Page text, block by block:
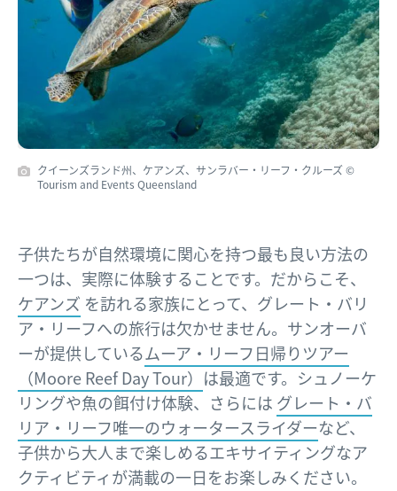
クイーンズランド州、ケアンズ、サンラバー・リーフ・クルーズ ©
Tourism and Events Queensland
子供たちが自然環境に関心を持つ最も良い方法の
一つは、実際に体験することです。だからこそ、
ケアンズ を訪れる家族にとって、グレート・バリ
ア・リーフへの旅行は欠かせません。サンオーバ
ーが提供しているムーア・リーフ日帰りツアー
（Moore Reef Day Tour） は最適です。シュノーケ
リングや魚の餌付け体験、さらには グレート・バ
リア・リーフ唯一のウォータースライダーなど、
子供から大人まで楽しめるエキサイティングなア
クティビティが満載の一日をお楽しみください。